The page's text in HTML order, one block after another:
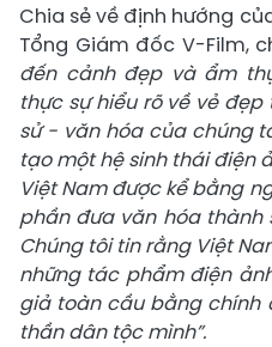
Chia sẻ về định hướng
Tổng Giám đốc V-Film,
đến cảnh đẹp và ẩm
thực sự hiểu rõ về vẻ
sử - văn hóa của chúng
tạo một hệsinh thái điện
Việt Nam được kể bằng
phần đưa văn hóa thành
Chúng tôi tin rằng Việt
những tác phẩm điện
giả toàn cầu bằng chính
thần dân tộc mình”.